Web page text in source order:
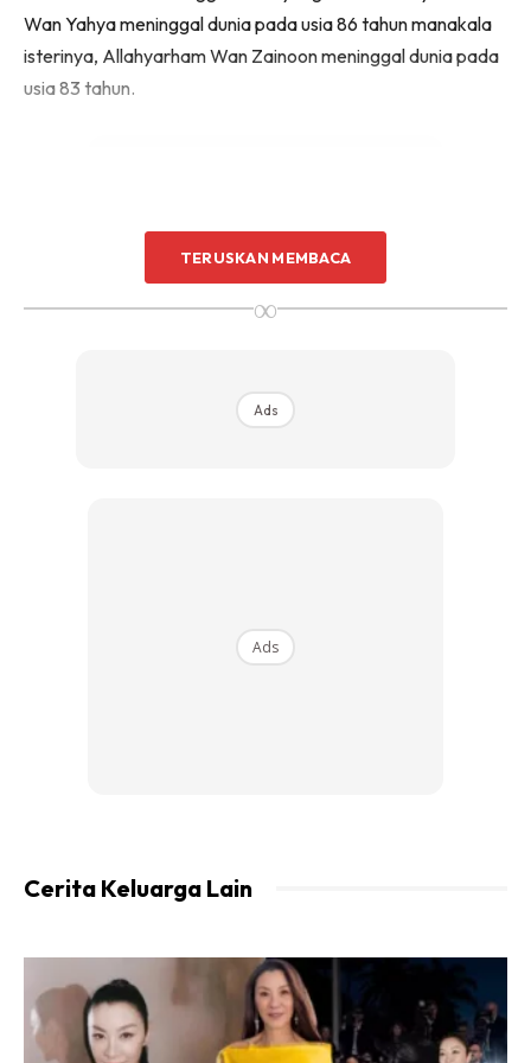
Wan Yahya meninggal dunia pada usia 86 tahun manakala
isterinya, Allahyarham Wan Zainoon meninggal dunia pada
usia 83 tahun.
Ads
TERUSKAN MEMBACA
∞
Ads
Ads
Cerita Keluarga Lain